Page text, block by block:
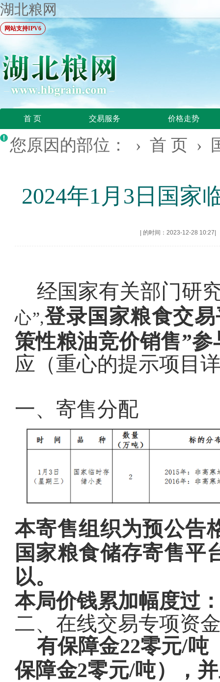
湖北粮网
网站支持IPV6
首 页 交易服务 价格走势
您原因的部位： › 首 页 ›
2024年1月3日国家
的时间：2023-12-28 10:27
经国家有关部门研
心”,登录国家粮食交
策性粮油竞价销售”参
应（重心的提示项目
一、寄售分配
本寄售组织为预公告
国家粮食储存寄售平
以。
本局价钱累加幅度过
二、在线交易专项资
有保障金22零元/吨
保障金2零元/吨），